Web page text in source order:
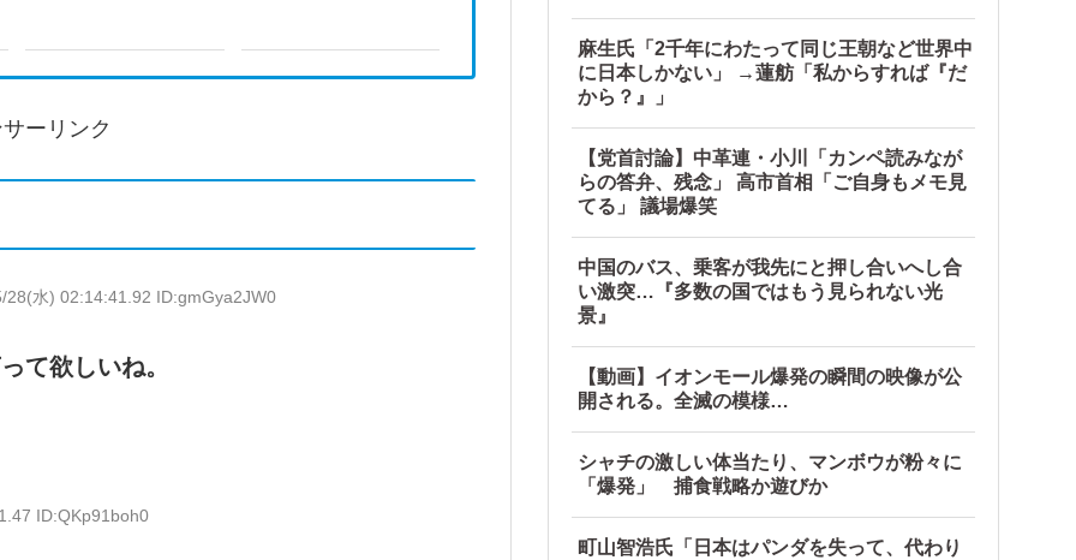
ーリンク
28(水) 02:14:41.92 ID:gmGya2JW0
て欲しいね。
ID:QKp91boh0
麻生氏「2千年にわたって同じ王朝など世界中
に日本しかない」 →蓮舫「私からすれば『だ
から？』」
【党首討論】中革連・小川「カンペ読みなが
らの答弁、残念」 高市首相「ご自身もメモ見
てる」 議場爆笑
中国のバス、乗客が我先にと押し合いへし合
い激突…『多数の国ではもう見られない光
景』
【動画】イオンモール爆発の瞬間の映像が公
開される。全滅の模様…
シャチの激しい体当たり、マンボウが粉々に
「爆発」 捕食戦略か遊びか
町山智浩氏「日本はパンダを失って、代わり